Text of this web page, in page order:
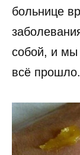
больнице
собой, и мы
всё прошло.